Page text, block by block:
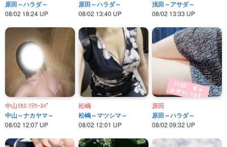
原田～ハラダ～
08/02 18:24 UP
原田～ハラダ～
08/02 13:40 UP
浅田～アサダ～
08/02 13:33 UP
中山ﾐｾｽ·ﾌﾗﾜｰｽﾊﾟ
中山～ナカヤマ～
08/02 12:07 UP
松嶋
松嶋～マツシマ～
08/02 12:01 UP
原田
原田～ハラダ～
08/02 09:32 UP